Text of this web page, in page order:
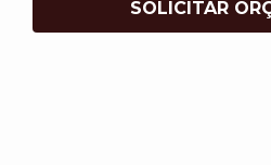
SOLICITAR